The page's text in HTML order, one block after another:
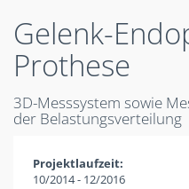
Gelenk-
Prothese
3D-Messsystem sowie
der Belastungsverteilung
Projektlaufzeit:
10/2014 - 12/2016